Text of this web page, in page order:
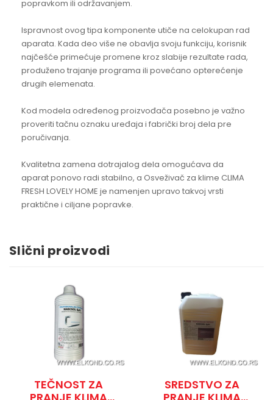
popravkom ili održavanjem.
Ispravnost ovog tipa komponente utiče na celokupan rad
aparata. Kada deo više ne obavlja svoju funkciju, korisnik
najčešće primećuje promene kroz slabije rezultate rada,
produženo trajanje programa ili povećano opterećenje
drugih elemenata.
Kod modela određenog proizvođača posebno je važno
proveriti tačnu oznaku uređaja i fabrički broj dela pre
poručivanja.
Kvalitetna zamena dotrajalog dela omogućava da
aparat ponovo radi stabilno, a Osveživač za klime CLIMA
FRESH LOVELY HOME je namenjen upravo takvoj vrsti
praktične i ciljane popravke.
Slični proizvodi
TEČNOST ZA
PRANJE KLIMA
SREDSTVO ZA
PRANJE KLIMA